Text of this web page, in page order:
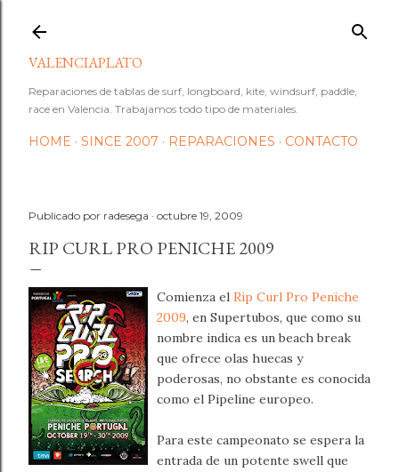
VALENCIAPLATO
Reparaciones de tablas de surf, longboard, kite, windsurf, paddle,
race en Valencia. Trabajamos todo tipo de materiales.
HOME SINCE 2007 REPARACIONES CONTACTO
Publicado por radesega octubre 19, 2009
RIP CURL PRO PENICHE 2009
Comienza el Rip Curl Pro Peniche
2009, en Supertubos, que como su
nombre indica es un beach break
que ofrece olas huecas y
poderosas, no obstante es conocida
como el Pipeline europeo.
Para este campeonato se espera la
entrada de un potente swell que